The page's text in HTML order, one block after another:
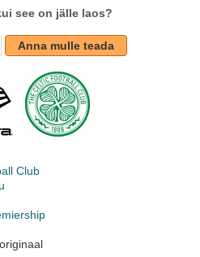
see on jälle laos?
Anna mulle teada
Club